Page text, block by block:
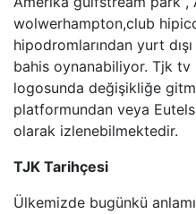
BLOOMBERG
BI KANAL
wolwerhampton,club
hipodromlarından yurt
bahis oynanabiliyor. Tjk tv
logosunda değişikliğe
platformundan veya
olarak izlenebilmektedir.
TJK Tarihçesi
Ülkemizde bugünkü